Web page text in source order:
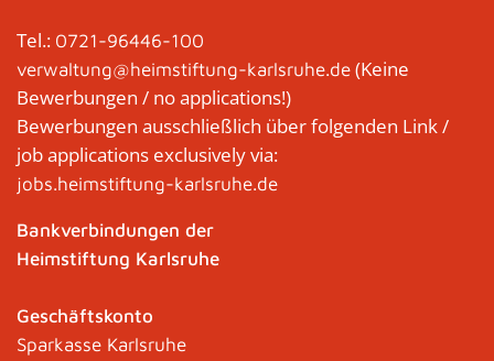
Tel.: 0721-96446-100
verwaltung@heimstiftung-karlsruhe.de (Keine
Bewerbungen / no applications!)
Bewerbungen ausschließlich über folgenden Link /
job applications exclusively via:
jobs.heimstiftung-karlsruhe.de
Bankverbindungen der
Heimstiftung Karlsruhe
Geschäftskonto
Sparkasse Karlsruhe